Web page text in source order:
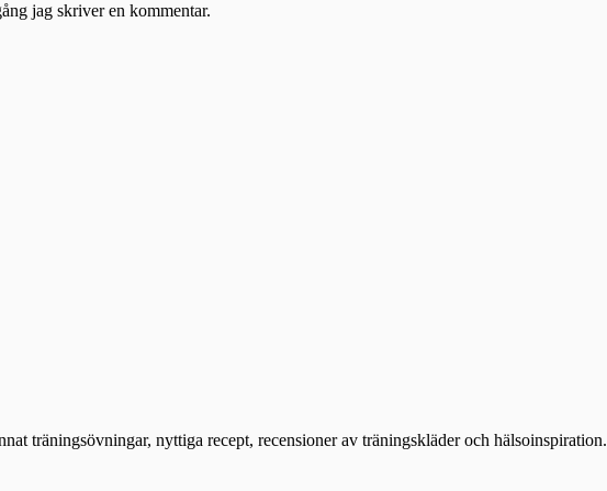
jag skriver en kommentar.
träningsövningar, nyttiga recept, recensioner av träningskläder och hälsoinspiration.